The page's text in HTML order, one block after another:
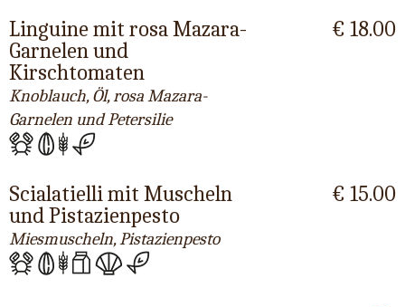
Linguine mit rosa Mazara-
Garnelen und
Kirschtomaten
Knoblauch, Öl, rosa Mazara-
Garnelen und Petersilie
€ 18.00
Scialatielli mit Muscheln
und Pistazienpesto
Miesmuscheln, Pistazienpesto
€ 15.00